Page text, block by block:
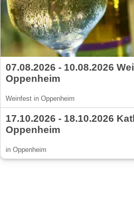
07.08.2026 - 10.08.2026
Oppenheim
Weinfest in Oppenheim
17.10.2026 - 18.10.2026
Oppenheim
in Oppenheim